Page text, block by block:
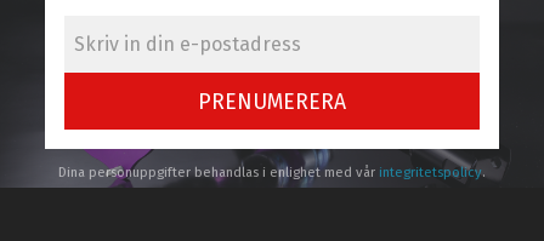
PRENUMERERA
Dina personuppgifter behandlas i enlighet med vår integritetspolicy.